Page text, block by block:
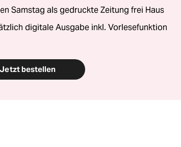
Samstag als gedruckte Zeitung frei Haus
digitale Ausgabe inkl. Vorlesefunktion
Jetzt bestellen